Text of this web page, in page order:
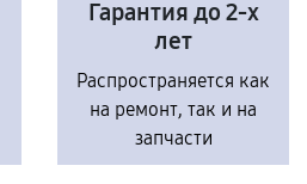
Гарантия до 2-х
лет
Распространяется как
на ремонт, так и на
запчасти